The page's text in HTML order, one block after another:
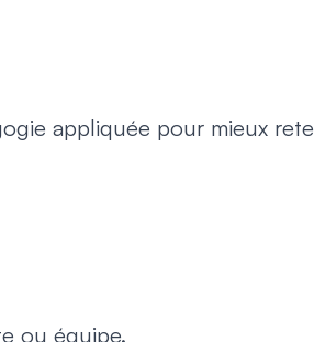
appliquée pour mieux
ou équipe.